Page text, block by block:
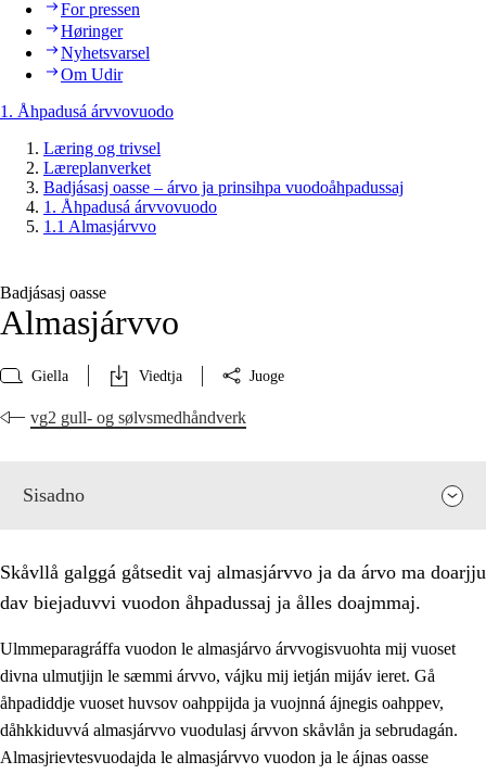
For pressen
Høringer
Nyhetsvarsel
Om Udir
1. Åhpadusá árvvovuodo
Læring og trivsel
Læreplanverket
Badjásasj oasse – árvo ja prinsihpa vuodoåhpadussaj
1. Åhpadusá árvvovuodo
1.1 Almasjárvvo
Badjásasj oasse
Almasjárvvo
Giella Viedtja Juoge
vg2 gull- og sølvsmedhåndverk
Sisadno
Skåvllå galggá gåtsedit vaj almasjárvvo ja da árvo ma doarjju
dav biejaduvvi vuodon åhpadussaj ja ålles doajmmaj.
Ulmmeparagráffa vuodon le almasjárvo árvvogisvuohta mij vuoset
divna ulmutjijn le sæmmi árvvo, vájku mij ietján mijáv ieret. Gå
åhpadiddje vuoset huvsov oahppijda ja vuojnná ájnegis oahppev,
dåhkkiduvvá almasjárvvo vuodulasj árvvon skåvlån ja sebrudagán.
Almasjrievtesvuodajda le almasjárvvo vuodon ja le ájnas oasse